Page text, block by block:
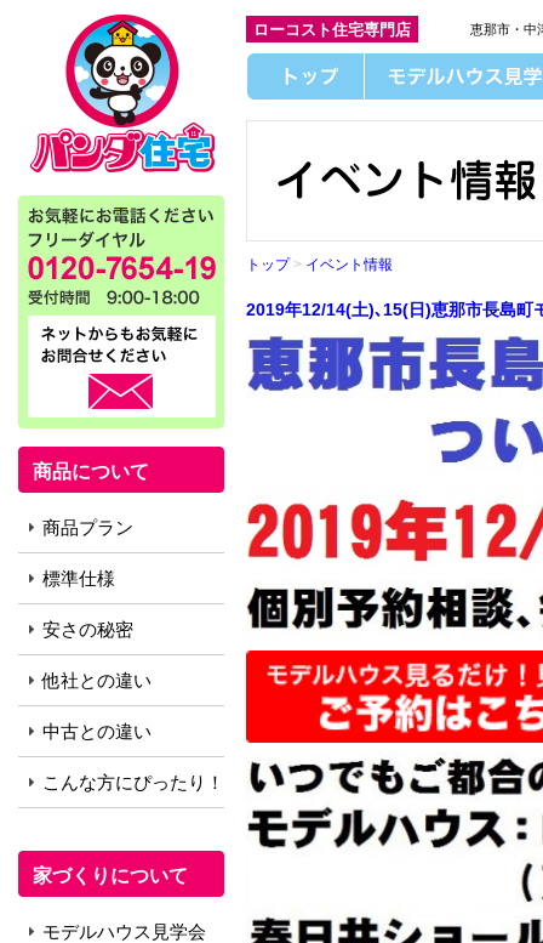
ローコスト住宅専門店 恵那市・中
トップ> イベント情報
2019年12/14(土)､15(日)恵那市長島
商品について
商品プラン
標準仕様
安さの秘密
他社との違い
中古との違い
こんな方にぴったり！
家づくりについて
モデルハウス見学会